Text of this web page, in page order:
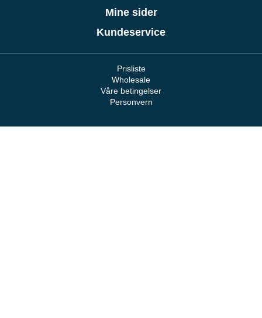
Mine sider
Kundeservice
Prisliste
Wholesale
Våre betingelser
Personvern